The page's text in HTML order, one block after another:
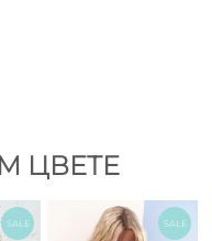
ЦВЕТЕ
SALE SALE